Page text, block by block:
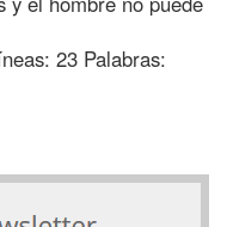
23 Palabras: